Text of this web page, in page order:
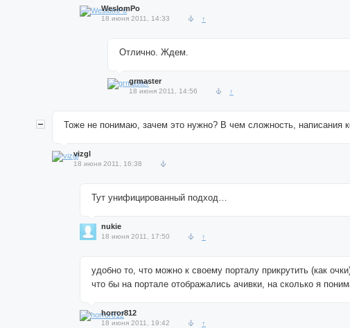
WeslomPo
18 июня 2011, 14:33 ↑
Отлично. Ждем.
grmaster
18 июня 2011, 14:56 ↑
Тоже не понимаю, зачем это нужно? В чем сложность, написания
vizgl
18 июня 2011, 16:38
Тут унифицированный подход…
nukie
18 июня 2011, 17:50 ↑
удобно то, что можно к своему порталу прикрутить (как
что бы на портале отображались ачивки, на сколько я
horror812
18 июня 2011, 19:42 ↑